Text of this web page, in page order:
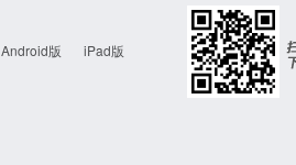
Android版 iPad版